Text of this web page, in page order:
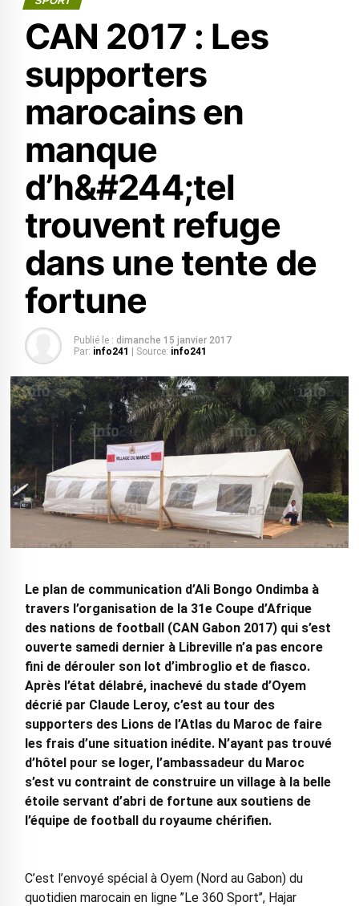
CAN 2017 : Les
supporters
marocains en
manque
d’h&#244;tel
trouvent refuge
dans une tente de
fortune
Publié le : dimanche 15 janvier 2017
Par: info241 | Source: info241
Le plan de communication d’Ali Bongo Ondimba à
travers l’organisation de la 31e Coupe d’Afrique
des nations de football (CAN Gabon 2017) qui s’est
ouverte samedi dernier à Libreville n’a pas encore
fini de dérouler son lot d’imbroglio et de fiasco.
Après l’état délabré, inachevé du stade d’Oyem
décrié par Claude Leroy, c’est au tour des
supporters des Lions de l’Atlas du Maroc de faire
les frais d’une situation inédite. N’ayant pas trouvé
d’hôtel pour se loger, l’ambassadeur du Maroc
s’est vu contraint de construire un village à la belle
étoile servant d’abri de fortune aux soutiens de
l’équipe de football du royaume chérifien.
C’est l’envoyé spécial à Oyem (Nord au Gabon) du
quotidien marocain en ligne ’’Le 360 Sport’’, Hajar